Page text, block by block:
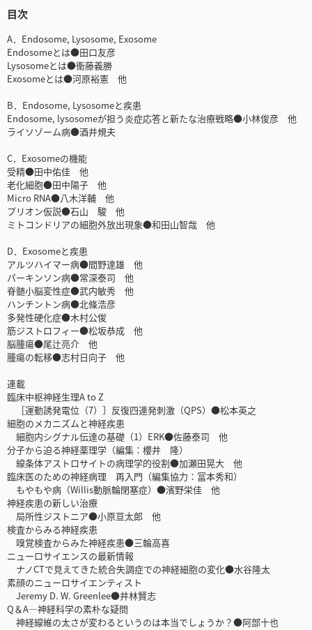
目次
A．Endosome, Lysosome, Exosome
Endosomeとは●田口友彦
Lysosomeとは●衞藤義勝
Exosomeとは●河原裕憲 他
B．Endosome, Lysosomeと疾患
Endosome, lysosomeが担う炎症応答と新たな治療戦略●小林俊彦 他
ライソゾーム病●酒井規夫
C．Exosomeの機能
受精●田中佑佳 他
老化細胞●田中陽子 他
Micro RNA●八木洋輔 他
プリオン仮説●石山 駿 他
ミトコンドリアの細胞外放出現象●和田山智哉 他
D．Exosomeと疾患
アルツハイマー病●間野達雄 他
パーキンソン病●常深泰司 他
脊髄小脳変性症●武内敏秀 他
ハンチントン病●北條浩彦
多発性硬化症●木村公俊
筋ジストロフィー●松坂恭成 他
脳腫瘍●尾辻亮介 他
腫瘍の転移●志村日向子 他
連載
臨床中枢神経生理A to Z
［運動誘発電位（7）］反復四連発刺激（QPS）●松本英之
細胞のメカニズムと神経疾患
細胞内シグナル伝達の基礎（1）ERK●佐藤泰司 他
分子から迫る神経薬理学（編集：櫻井 隆）
線条体アストロサイトの病理学的役割●加瀬田晃大 他
臨床医のための神経病理 再入門（編集協力：冨本秀和）
もやもや病（Willis動脈輪閉塞症）●濱野栄佳 他
神経疾患の新しい治療
局所性ジストニア●小原亘太郎 他
検査からみる神経疾患
嗅覚検査からみた神経疾患●三輪高喜
ニューロサイエンスの最新情報
ナノCTで見えてきた統合失調症での神経細胞の変化●水谷隆太
素顔のニューロサイエンティスト
Jeremy D. W. Greenlee●井林賢志
Q＆A―神経科学の素朴な疑問
神経線維の太さが変わるというのは本当でしょうか？●阿部十也